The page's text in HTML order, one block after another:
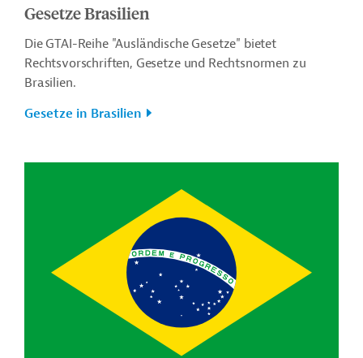
Gesetze Brasilien
Die GTAI-Reihe "Ausländische Gesetze" bietet
Rechtsvorschriften, Gesetze und Rechtsnormen zu
Brasilien.
Gesetze in Brasilien